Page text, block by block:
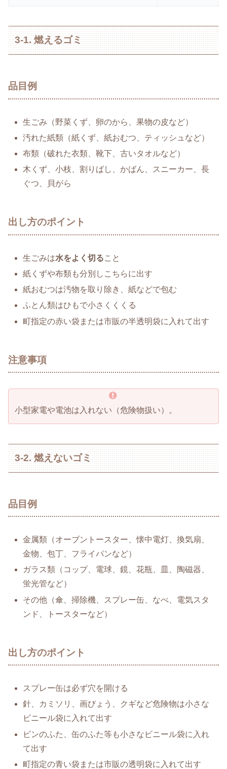
3-1. 燃えるゴミ
品目例
生ごみ（野菜くず、卵のから、果物の皮など）
汚れた紙類（紙くず、紙おむつ、ティッシュなど）
布類（破れた衣類、靴下、古いタオルなど）
木くず、小枝、割りばし、かばん、スニーカー、長
ぐつ、貝がら
出し方のポイント
生ごみは水をよく切ること
紙くずや布類も分別しこちらに出す
紙おむつは汚物を取り除き、紙などで包む
ふとん類はひもで小さくくくる
町指定の赤い袋または市販の半透明袋に入れて出す
注意事項
小型家電や電池は入れない（危険物扱い）。
3-2. 燃えないゴミ
品目例
金属類（オーブントースター、懐中電灯、換気扇、
金物、包丁、フライパンなど）
ガラス類（コップ、電球、鏡、花瓶、皿、陶磁器、
蛍光管など）
その他（傘、掃除機、スプレー缶、なべ、電気スタ
ンド、トースターなど）
出し方のポイント
スプレー缶は必ず穴を開ける
針、カミソリ、画びょう、クギなど危険物は小さな
ビニール袋に入れて出す
ビンのふた、缶のふた等も小さなビニール袋に入れ
て出す
町指定の青い袋または市販の透明袋に入れて出す